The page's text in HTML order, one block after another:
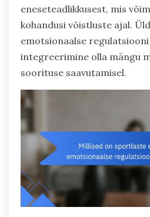
eneseteadlikkusest, mis
kohandusi võistluste ajal.
emotsionaalse
integreerimine olla mängu
soorituse saavutamisel.